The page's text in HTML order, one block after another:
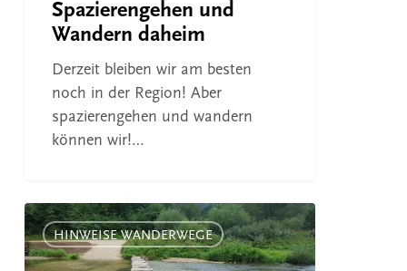
Spazierengehen und
Wandern daheim
Derzeit bleiben wir am besten
noch in der Region! Aber
spazierengehen und wandern
können wir!…
Donau-
Steg
provisorisch
HINWEISE WANDERWEGE